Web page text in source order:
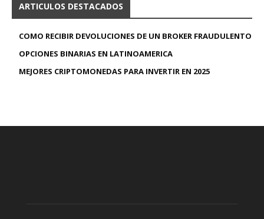
ARTICULOS DESTACADOS
COMO RECIBIR DEVOLUCIONES DE UN BROKER FRAUDULENTO
OPCIONES BINARIAS EN LATINOAMERICA
MEJORES CRIPTOMONEDAS PARA INVERTIR EN 2025